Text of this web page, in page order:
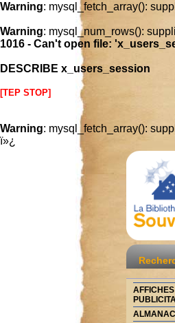
Warning: mysql_fetch_array():
Warning: mysql_num_rows():
1016 - Can't open file:
DESCRIBE x_users_session
[TEP STOP]
Warning: mysql_fetch_array():
ï»¿